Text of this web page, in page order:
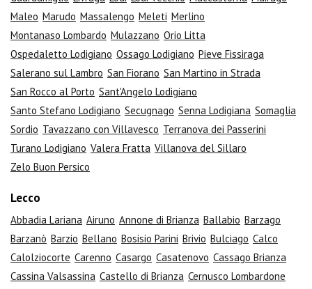
Maleo Marudo Massalengo Meleti Merlino
Montanaso Lombardo Mulazzano Orio Litta
Ospedaletto Lodigiano Ossago Lodigiano Pieve Fissiraga
Salerano sul Lambro San Fiorano San Martino in Strada
San Rocco al Porto Sant'Angelo Lodigiano
Santo Stefano Lodigiano Secugnago Senna Lodigiana Somaglia
Sordio Tavazzano con Villavesco Terranova dei Passerini
Turano Lodigiano Valera Fratta Villanova del Sillaro
Zelo Buon Persico
Lecco
Abbadia Lariana Airuno Annone di Brianza Ballabio Barzago
Barzanò Barzio Bellano Bosisio Parini Brivio Bulciago Calco
Calolziocorte Carenno Casargo Casatenovo Cassago Brianza
Cassina Valsassina Castello di Brianza Cernusco Lombardone